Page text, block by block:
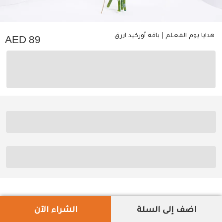
هدايا يوم المعلم | باقة أوركيد ازرق 89
اضف إلى السلة الشراء الآن